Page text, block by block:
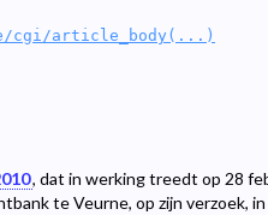
cgi/article_body(...)
, dat in werking treedt op 28
te Veurne, op zijn verzoek,